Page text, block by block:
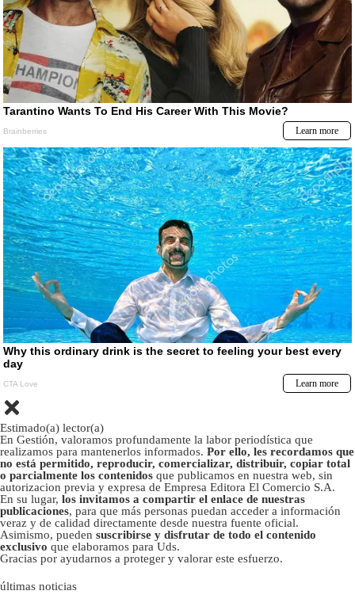
Estimado(a) lector(a)
En Gestión, valoramos profundamente la labor periodística que
realizamos para mantenerlos informados. Por ello, les recordamos que
no está permitido, reproducir, comercializar, distribuir, copiar total
o parcialmente los contenidos que publicamos en nuestra web, sin
autorizacion previa y expresa de Empresa Editora El Comercio S.A.
En su lugar, los invitamos a compartir el enlace de nuestras
publicaciones, para que más personas puedan acceder a información
veraz y de calidad directamente desde nuestra fuente oficial.
Asimismo, pueden suscribirse y disfrutar de todo el contenido
exclusivo que elaboramos para Uds.
Gracias por ayudarnos a proteger y valorar este esfuerzo.
últimas noticias